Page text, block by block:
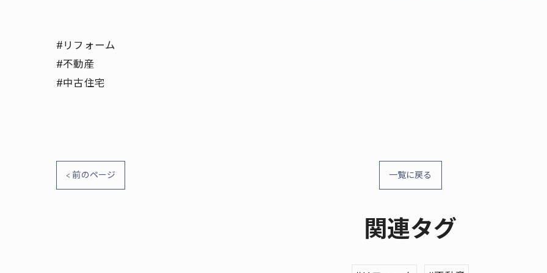
#リフォーム
#不動産
#中古住宅
< 前のページ 一覧に戻る
関連タグ